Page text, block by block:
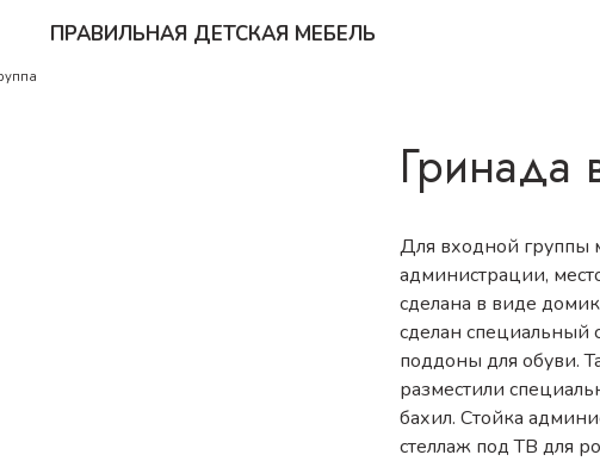
ПРАВИЛЬНАЯ ДЕТСКАЯ МЕБЕЛЬ
Гринада
Для входной группы
администрации,
сделана в виде
сделан специальный
поддоны для обуви.
разместили
бахил. Стойка
стеллаж под ТВ для